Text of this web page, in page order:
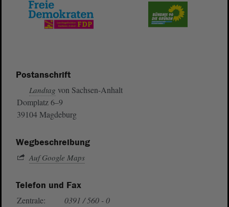
Postanschrift
Landtag von Sachsen-Anhalt
Domplatz 6–9
39104 Magdeburg
Wegbeschreibung
Auf Google Maps
Telefon und Fax
Zentrale:
0391 / 560 - 0